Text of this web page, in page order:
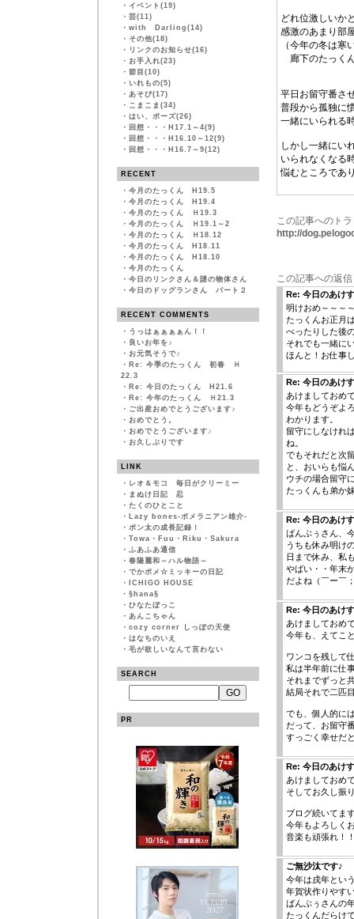
・ イベント(19)
・ 芸(11)
・ with Darling(14)
・ その他(18)
・ リンクのお知らせ(16)
・ お手入れ(23)
・ 節目(10)
・ いれもの(5)
・ あそび(17)
・ こまこま(34)
・ はい、ポーズ(26)
・ 回想・・・H17.1～4(9)
・ 回想・・・H16.10～12(9)
・ 回想・・・H16.7～9(12)
RECENT
・ 今月のたっくん H19.5
・ 今月のたっくん H19.4
・ 今月のたっくん Ｈ19.3
・ 今月のたっくん Ｈ19.1～2
・ 今月のたっくん Ｈ18.12
・ 今月のたっくん H18.11
・ 今月のたっくん H18.10
・ 今月のたっくん
・ 今日のリンクさん＆謎の物体さん
・ 今日のドッグランさん パート２
RECENT COMMENTS
・ うっはぁぁぁぁん！！
・ 良いお年を♪
・ お元気そうで♪
・ Re: 今季のたっくん 初春 Ｈ
22.3
・ Re: 今日のたっくん H21.6
・ Re: 今年のたっくん Ｈ21.3
・ ご出産おめでとうございます♪
・ おめでとう。
・ おめでとうございます♪
・ お久しぶりです
LINK
・ レオ＆モコ 毎日がクリーミー
・ まぬけ日記 忍
・ たくのひとこと
・ Lazy bones-ポメラニアン雄介-
・ ポン太の成長記録！
・ Towa・Fuu・Riku・Sakura
・ ふあふあ通信
・ 春陽麗和～ハル物語～
・ でかポメ☆ミッキーの日記
・
ICHIGO HOUSE
・ §hana§
・ ひなたぼっこ
・ あんこちゃん
・ cozy corner しっぽの天使
・ はなちのいえ
・ 毛が欲しいなんて言わない
SEARCH
PR
どれ位激しいか
感激のあまり部
（今年の冬は寒
廊下のたっく
平日お留守番さ
普段から孤独に
一緒にいられる
しかし一緒にい
いられなくなる
悩むところであ
この記事へのト
http://
この記事への返信
Re: 今日のあけ
明けおめ～～～
たっくんお正月
べったりした後
それでも一緒に
ほんと！お仕事
Re: 今日のあけ
あけましておめ
今年もどうぞよ
わかります。
留守にしなけれ
ね。
でもそれだと次
と、おいらも悩
ウチの場合留守
たっくんも弟か
Re: 今日のあけ
ばんぶぅさん、
うちも休み明け
日まで休み、私
やばい・・年末
だよね（￣ー￣
Re: 今日のあけ
あけましておめ
今年も、えてこ
ワンコを残して
私は半年前に仕
それまでずっと
結局それで二匹
でも、個人的に
だって、お留守
すっごく幸せだ
Re: 今日のあけ
あけましておめ
そしてお久し振
ブログ続いてま
今年もよろしく
音楽も頑張れ！
ご無沙汰です♪
今年は戌年とい
年賀状作りやす
ばんぶぅさんの
たっくんだらけ